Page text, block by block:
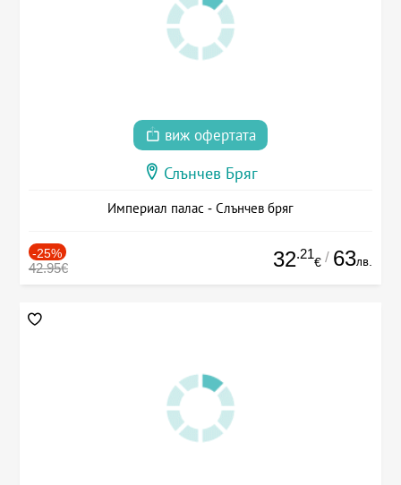
виж офертата
Слънчев Бряг
Империал палас - Слънчев бряг
-25%
42.95€ 32.21
€ / 63лв.